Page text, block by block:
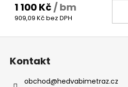
1 100 Kč/ bm
909,09 Kč bez DPH
Kontakt
obchod@hedvabimetraz.cz